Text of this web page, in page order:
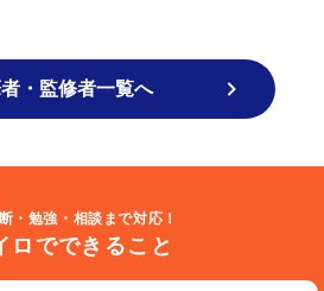
・監修者一覧へ
・勉強・相談まで対応！
ロでできること